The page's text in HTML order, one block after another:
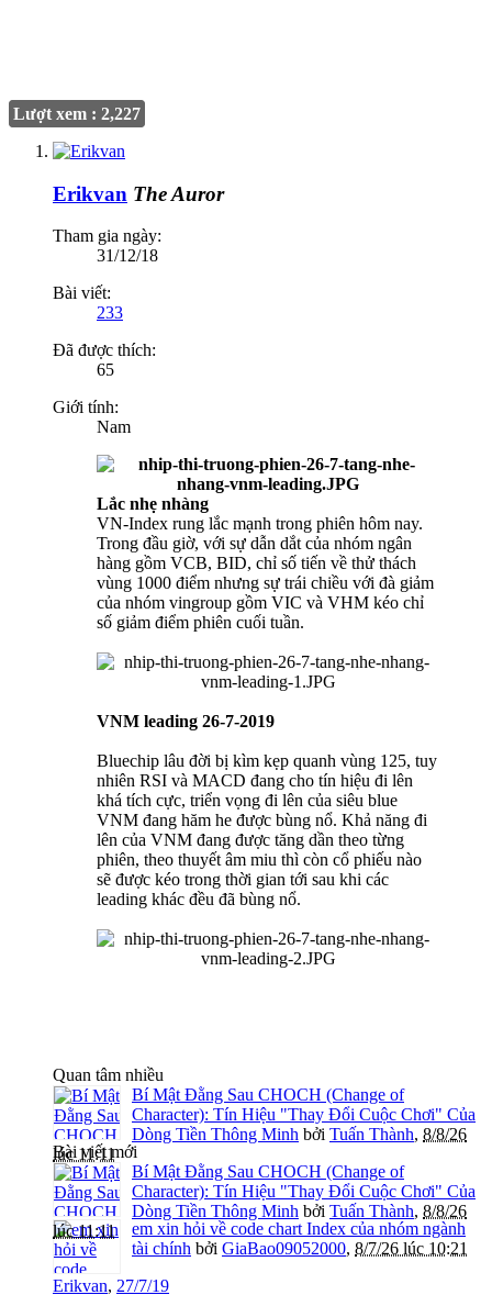
Lượt xem : 2,227
Erikvan The Auror
Tham gia ngày:
31/12/18
Bài viết:
233
Đã được thích:
65
Giới tính:
Nam
Lắc nhẹ nhàng
VN-Index rung lắc mạnh trong phiên hôm nay.
Trong đầu giờ, với sự dẫn dắt của nhóm ngân
hàng gồm VCB, BID, chỉ số tiến về thử thách
vùng 1000 điểm nhưng sự trái chiều với đà giảm
của nhóm vingroup gồm VIC và VHM kéo chỉ
số giảm điểm phiên cuối tuần.
VNM leading 26-7-2019
Bluechip lâu đời bị kìm kẹp quanh vùng 125, tuy
nhiên RSI và MACD đang cho tín hiệu đi lên
khá tích cực, triển vọng đi lên của siêu blue
VNM đang hăm he được bùng nổ. Khả năng đi
lên của VNM đang được tăng dần theo từng
phiên, theo thuyết âm miu thì còn cổ phiếu nào
sẽ được kéo trong thời gian tới sau khi các
leading khác đều đã bùng nổ.
Quan tâm nhiều
Bí Mật Đằng Sau CHOCH (Change of
Character): Tín Hiệu "Thay Đổi Cuộc Chơi" Của
Dòng Tiền Thông Minh bởi Tuấn Thành, 8/8/26
lúc 11:11
Bài viết mới
Bí Mật Đằng Sau CHOCH (Change of
Character): Tín Hiệu "Thay Đổi Cuộc Chơi" Của
Dòng Tiền Thông Minh bởi Tuấn Thành, 8/8/26
lúc 11:11
em xin hỏi về code chart Index của nhóm ngành
tài chính bởi GiaBao09052000, 8/7/26 lúc 10:21
Erikvan, 27/7/19